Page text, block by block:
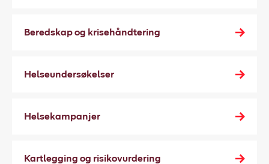
Beredskap og krisehåndtering
Helseundersøkelser
Helsekampanjer
Kartlegging og risikovurdering